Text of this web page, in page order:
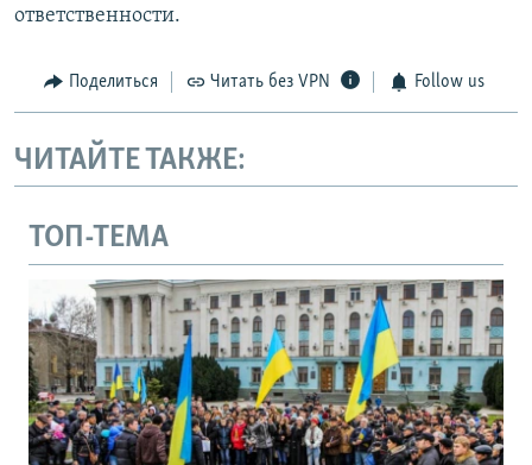
ответственности.
Поделиться Читать без VPN Follow us
ЧИТАЙТЕ ТАКЖЕ:
ТОП-ТЕМА